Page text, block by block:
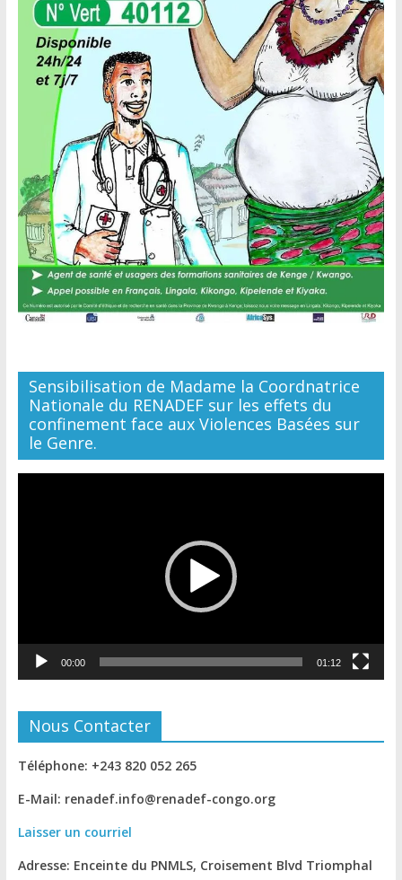
Sensibilisation de Madame la Coordnatrice
Nationale du RENADEF sur les effets du
confinement face aux Violences Basées sur
le Genre.
00:00 01:12
Nous Contacter
Téléphone: +243 820 052 265
E-Mail: renadef.info@renadef-congo.org
Laisser un courriel
Adresse: Enceinte du PNMLS, Croisement Blvd Triomphal